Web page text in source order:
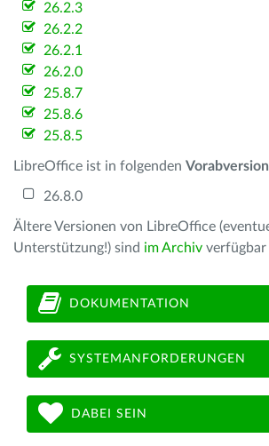
26.2.3
26.2.2
26.2.1
26.2.0
25.8.7
25.8.6
25.8.5
LibreOffice ist in folgenden
26.8.0
Ältere Versionen von LibreOffice
Unterstützung!) sind im Archiv verfügbar
DOKUMENTATION
SYSTEMANFORDERUNGEN
DABEI SEIN